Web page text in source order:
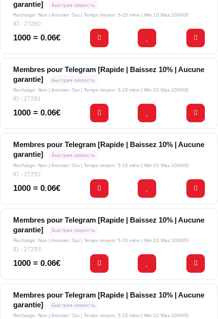
garantie]
Быстрая скорость
Recharge: Non | Annuler: Oui | Temps moyen: 5-15 mins | Min:10 Max:100000
ID - 27290
1000 = 0.06€
Membres pour Telegram [Rapide | Baissez 10% | Aucune
garantie]
Быстрая скорость
Recharge: Non | Annuler: Oui | Temps moyen: 5-15 mins | Min:10 Max:100000
ID - 27291
1000 = 0.06€
Membres pour Telegram [Rapide | Baissez 10% | Aucune
garantie]
Быстрая скорость
Recharge: Non | Annuler: Oui | Temps moyen: 5-15 mins | Min:10 Max:100000
ID - 27292
1000 = 0.06€
Membres pour Telegram [Rapide | Baissez 10% | Aucune
garantie]
Быстрая скорость
Recharge: Non | Annuler: Oui | Temps moyen: 5-15 mins | Min:10 Max:100000
ID - 27293
1000 = 0.06€
Membres pour Telegram [Rapide | Baissez 10% | Aucune
garantie]
Быстрая скорость
Recharge: Non | Annuler: Oui | Temps moyen: 5-15 mins | Min:10 Max:100000